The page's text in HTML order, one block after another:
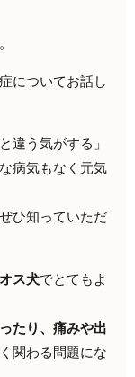
についてお話し
違う気がする」
病気もなく元気
ひ知っていただ
ス犬でとてもよ
たり、痛みや出
関わる問題にな